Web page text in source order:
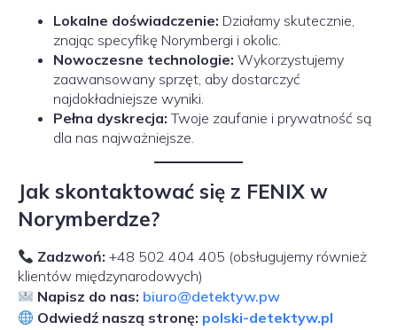
Lokalne doświadczenie: Działamy skutecznie,
znając specyfikę Norymbergi i okolic.
Nowoczesne technologie: Wykorzystujemy
zaawansowany sprzęt, aby dostarczyć
najdokładniejsze wyniki.
Pełna dyskrecja: Twoje zaufanie i prywatność są
dla nas najważniejsze.
Jak skontaktować się z FENIX w
Norymberdze?
Zadzwoń: +48 502 404 405 (obsługujemy również
klientów międzynarodowych)
Napisz do nas: biuro@detektyw.pw
Odwiedź naszą stronę: polski-detektyw.pl